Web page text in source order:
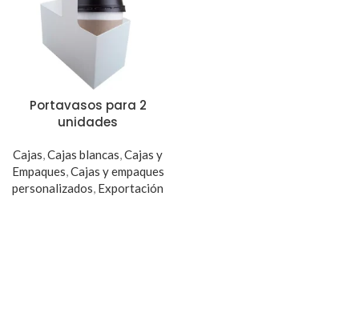
Portavasos para 2
unidades
Cajas,Cajas blancas,Cajas y
Empaques,Cajas y empaques
personalizados, Exportación